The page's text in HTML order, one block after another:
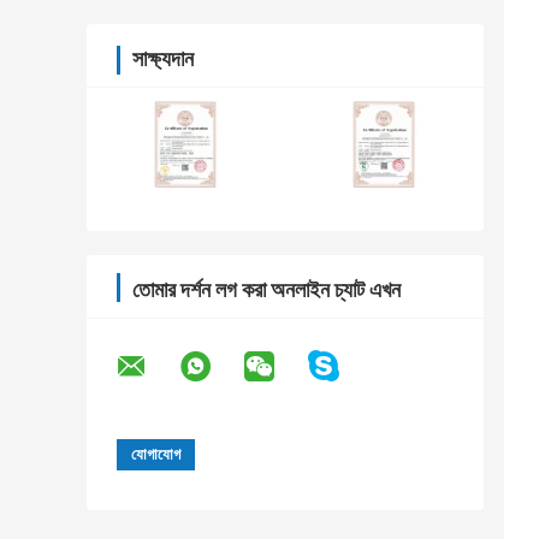
সাক্ষ্যদান
তোমার দর্শন লগ করা অনলাইন চ্যাট এখন